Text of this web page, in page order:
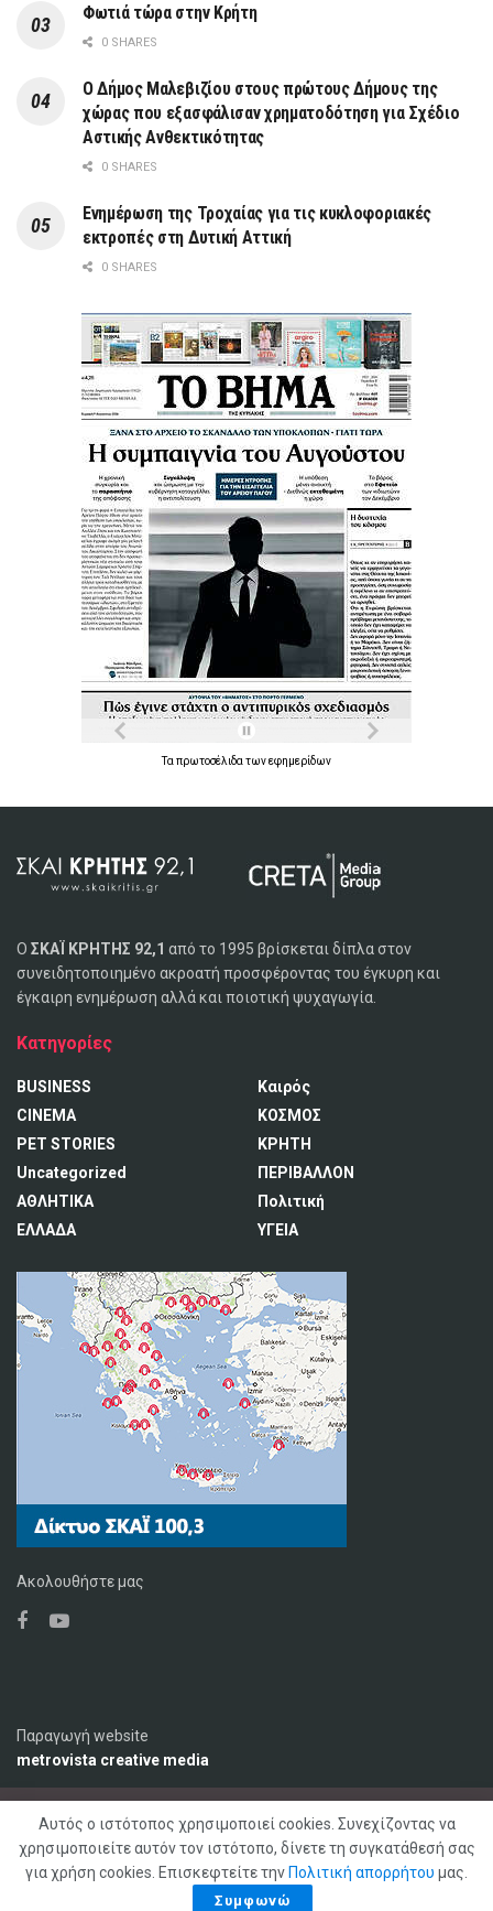
Φωτιά τώρα στην Κρήτη
0 SHARES
Ο Δήμος Μαλεβιζίου στους πρώτους Δήμους της
χώρας που εξασφάλισαν χρηματοδότηση για Σχέδιο
Αστικής Ανθεκτικότητας
0 SHARES
Ενημέρωση της Τροχαίας για τις κυκλοφοριακές
εκτροπές στη Δυτική Αττική
0 SHARES
Τα πρωτοσέλιδα τωνεφημερίδων
Ο ΣΚΑΪ ΚΡΗΤΗΣ 92,1 από το 1995 βρίσκεται δίπλα στον
συνειδητοποιημένο ακροατή προσφέροντας του έγκυρη και
έγκαιρη ενημέρωση αλλά και ποιοτική ψυχαγωγία.
Κατηγορίες
BUSINESS
CINEMA
PET STORIES
Uncategorized
ΑΘΛΗΤΙΚΑ
ΕΛΛΑΔΑ
Καιρός
ΚΟΣΜΟΣ
ΚΡΗΤΗ
ΠΕΡΙΒΑΛΛΟΝ
Πολιτική
ΥΓΕΙΑ
Ακολουθήστε μας
Παραγωγή website
metrovista creative media
Ο Σταθμός Διαφήμιση
Επικοινωνία
Πολιτική Απορρήτου
© 2020 ΣΚΑΪ ΚΡΗΤΗΣ 92,1 FM, Με επιφύλαξη παντός δικαιώματος
Αυτός ο ιστότοπος χρησιμοποιεί cookies. Συνεχίζοντας να
χρησιμοποιείτε αυτόν τον ιστότοπο, δίνετε τη συγκατάθεσή σας
για χρήση cookies. Επισκεφτείτε την Πολιτική απορρήτου μας.
Συμφωνώ